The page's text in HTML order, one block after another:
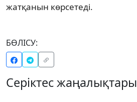
жатқанын көрсетеді.
БӨЛІСУ:
Серіктес жаңалықтары